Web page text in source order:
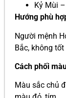
Kỷ Mùi
Hướng phù
Người mệnh
Bắc, không
Cách phối
Màu sắc chủ